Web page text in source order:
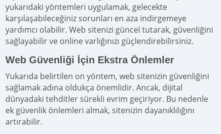
yukarıdaki yöntemleri uygulamak, gelecekte
karşılaşabileceğiniz sorunları en aza indirgemeye
yardımcı olabilir. Web sitenizi güncel tutarak, güvenliğini
sağlayabilir ve online varlığınızı güçlendirebilirsiniz.
Web Güvenliği İçin Ekstra Önlemler
Yukarıda belirtilen on yöntem, web sitenizin güvenliğini
sağlamak adına oldukça önemlidir. Ancak, dijital
dünyadaki tehditler sürekli evrim geçiriyor. Bu nedenle
ek güvenlik önlemleri almak, sitenizin dayanıklılığını
artırabilir.